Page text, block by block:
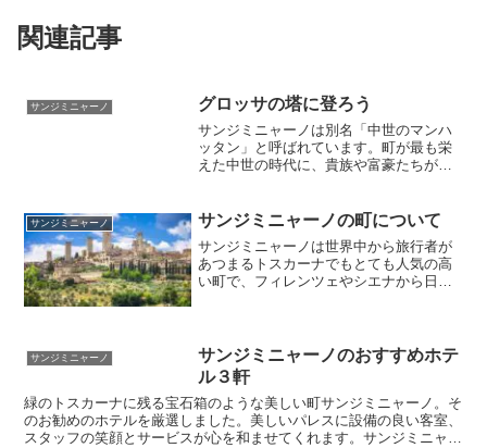
関連記事
サンジミニャーノ グロッサの塔に登ろう
サンジミニャーノは別名「中世のマンハ
ッタン」と呼ばれています。町が最も栄
えた中世の時代に、貴族や富豪たちが権
町はまるでキノコが生えたような景色だ
ったことでしょう。現在はそのうち１４
本が残っていて、今もなお登頂可能な塔
があります
サンジミニャーノ サンジミニャーノの町について
サンジミニャーノは世界中から旅行者が
あつまるトスカーナでもとても人気の高
い町で、フィレンツェやシエナから日帰
た。美しくて可愛い町でのんびり過ごし
てみましょう！山の幸の食事も美味しい
です。
サンジミニャーノ
サンジミニャーノのおすすめホテ
ル３軒
緑のトスカーナに残る宝石箱のような美しい町サンジミニャーノ。そ
のお勧めのホテルを厳選しました。美しいパレスに設備の良い客室、
スタッフの笑顔とサービスが心を和ませてくれます。サンジミニャー